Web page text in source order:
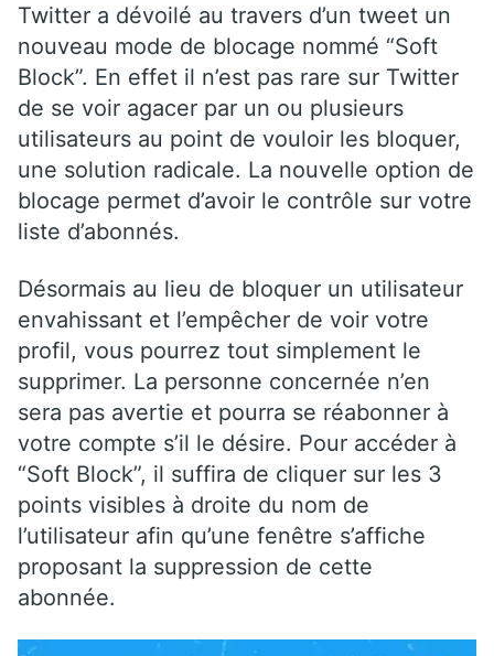
Twitter a dévoilé au travers d’un tweet un
nouveau mode de blocage nommé “Soft
Block”. En effet il n’est pas rare sur Twitter
de se voir agacer par un ou plusieurs
utilisateurs au point de vouloir les bloquer,
une solution radicale. La nouvelle option de
blocage permet d’avoir le contrôle sur votre
liste d’abonnés.
Désormais au lieu de bloquer un utilisateur
envahissant et l’empêcher de voir votre
profil, vous pourrez tout simplement le
supprimer. La personne concernée n’en
sera pas avertie et pourra se réabonner à
votre compte s’il le désire. Pour accéder à
“Soft Block”, il suffira de cliquer sur les 3
points visibles à droite du nom de
l’utilisateur afin qu’une fenêtre s’affiche
proposant la suppression de cette
abonnée.